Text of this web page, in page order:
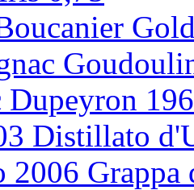
Dupeyron
Distillato
2006